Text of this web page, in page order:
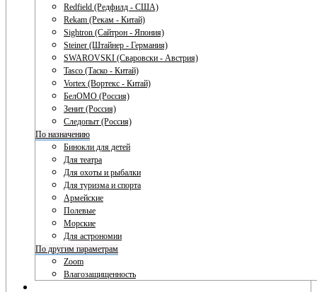
Redfield (Редфилд - США)
Rekam (Рекам - Китай)
Sightron (Сайтрон - Япония)
Steiner (Штайнер - Германия)
SWAROVSKI (Сваровски - Австрия)
Tasco (Таско - Китай)
Vortex (Вортекс - Китай)
БелОМО (Россия)
Зенит (Россия)
Следопыт (Россия)
По назначению
Бинокли для детей
Для театра
Для охоты и рыбалки
Для туризма и спорта
Армейские
Полевые
Морские
Для астрономии
По другим параметрам
Zoom
Влагозащищенность